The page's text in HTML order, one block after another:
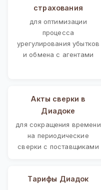
страхования
для оптимизации
процесса
урегулирования убытков
и обмена с агентами
Акты сверки в
Диадоке
для сокращения времени
на периодические
сверки с поставщиками
Тарифы Диадок